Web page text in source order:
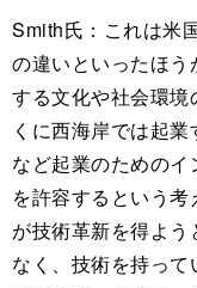
Smith氏：これは米
の違いといったほ
する文化や社会環境
くに西海岸では起
など起業のための
を許容するという
が技術革新を得よ
なく、技術を持っ